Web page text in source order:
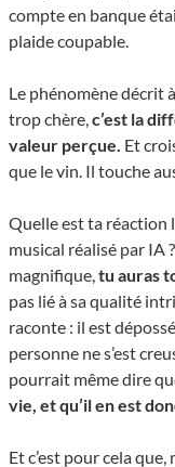
compte en banque
plaide coupable.
Le phénomène décrit
trop chère,c’est la
valeur perçue. Et
que le vin. Il touche
Quelle est ta réaction
musical réalisé par IA
magnifique,tu auras
pas lié à sa qualité
raconte : il est
personne ne s’est
pourrait même dire
vie, et qu’il en est
Et c’est pour cela